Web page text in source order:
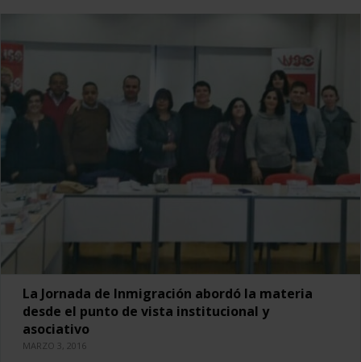
La Jornada de Inmigración abordó la materia
desde el punto de vista institucional y
asociativo
MARZO 3, 2016